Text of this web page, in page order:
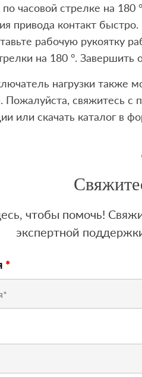
часовой стрелке на
привода контакт
рабочую рукоятку
на 180 °. Завершить
нагрузки также
Пожалуйста, свяжитесь
или скачать каталог в
чтобы помочь!
экспертной
*